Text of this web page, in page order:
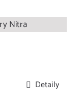
Detaily